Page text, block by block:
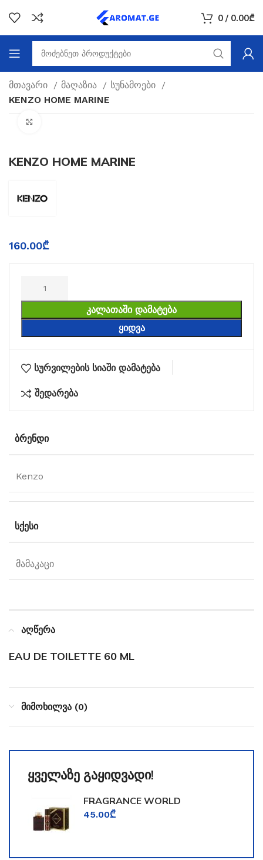
0 / 0.00₾
მთავარი მაღაზია
სუნამოები
KENZO HOME MARINE
KENZO HOME MARINE
160.00₾
ᲙᲐᲚᲐᲗᲐᲨᲘ ᲓᲐᲛᲐᲢᲔᲑᲐ
ᲧᲘᲓᲕᲐ
სურვილების სიაში დამატება
შედარება
ᲑᲠᲔᲜᲓᲘ
Kenzo
ᲡᲥᲔᲡᲘ
მამაკაცი
აღწერა
EAU DE TOILETTE 60 ML
მიმოხილვა (0)
ყველაზე გაყიდვადი!
FRAGRANCE WORLD
TOOMFORD
45.00₾